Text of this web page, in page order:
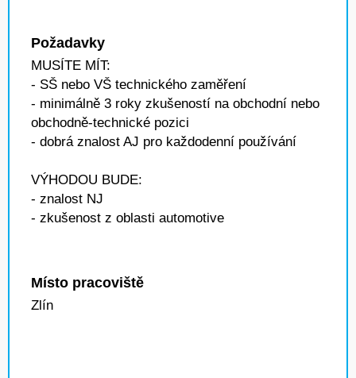
Požadavky
MUSÍTE MÍT:
- SŠ nebo VŠ technického zaměření
- minimálně 3 roky zkušeností na obchodní nebo
obchodně-technické pozici
- dobrá znalost AJ pro každodenní používání
VÝHODOU BUDE:
- znalost NJ
- zkušenost z oblasti automotive
Místo pracoviště
Zlín